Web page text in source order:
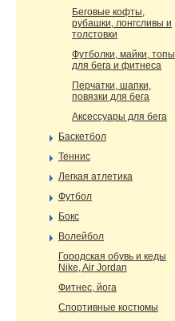
Беговые кофты,
рубашки, лонгсливы и
толстовки
Футболки, майки, топы
для бега и фитнеса
Перчатки, шапки,
повязки для бега
Аксессуары для бега
Баскетбол
Теннис
Легкая атлетика
Футбол
Бокс
Волейбол
Городская обувь и кеды
Nike, Air Jordan
Фитнес, йога
Спортивные костюмы